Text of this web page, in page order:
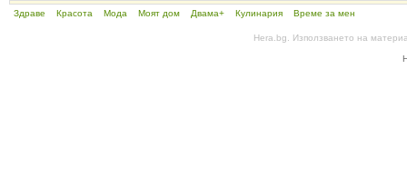
Здраве Красота Мода Моят дом Двама+ Кулинария Време за мен
Hera.bg. Използването на